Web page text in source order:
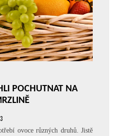
POCHUTNAT NA
ovoce různých druhů. Jistě